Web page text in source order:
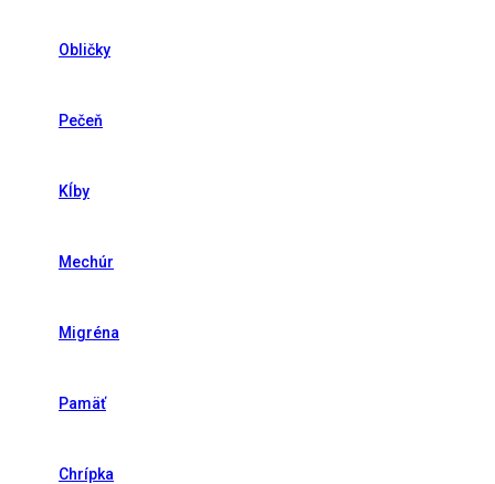
Obličky
Pečeň
Kĺby
Mechúr
Migréna
Pamäť
Chrípka